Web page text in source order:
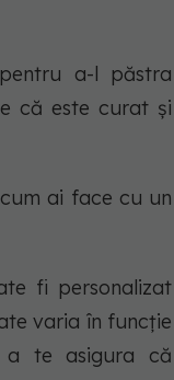
a-l păstra
că este curat și
ai face cu un
fi personalizat
varia în funcție
a te asigura că